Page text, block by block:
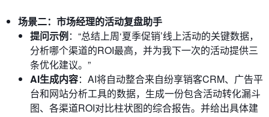
场景二：市场经理的活动复盘助手
提问示例：“总结上周‘夏季促销’线上活动的关键数据，
分析哪个渠道的ROI最高，并为我下一次的活动提供三
条优化建议。”
AI生成内容：AI将自动整合来自纷享销客CRM、广告平
台和网站分析工具的数据，生成一份包含活动转化漏斗
图、各渠道ROI对比柱状图的综合报告。并给出具体建